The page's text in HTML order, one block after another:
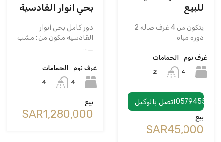
للبيع
يتكون من 4 غرف صاله 2
دوره مياه
غرف نوم
4
الحمامات
2
اتصل بالوكيل0579455742
بيع
‪SAR45,000
بحي انوار القادسية
دور كامل بحي أنوار
القادسيه مكون من : مشب
_…
غرف نوم
4
الحمامات
4
بيع
‪SAR1,280,000